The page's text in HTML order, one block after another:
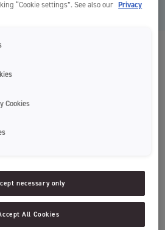
Gyengéd ápolás
az első fogak megjelenésekor el kell
“Cookie settings”. See also our Privacy
Cookies
necessary only
All Cookies